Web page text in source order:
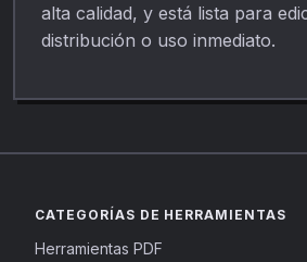
alta calidad, y está lista para
distribución o uso inmediato.
CATEGORÍAS DE HERRAMIENTAS
Herramientas PDF